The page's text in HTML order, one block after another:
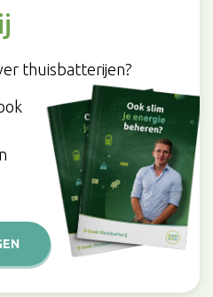
thuisbatterijen?